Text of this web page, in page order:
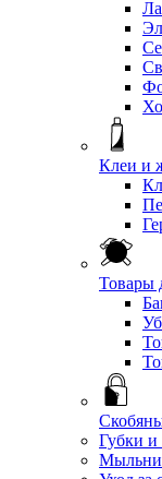
Клеи и
Товары
Губки и